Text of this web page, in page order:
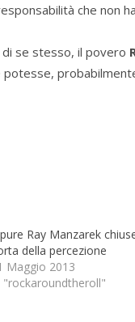
che non
di se stesso, il povero
potesse,
Ray Manzarek
della percezione
Maggio 2013
"rockaroundtheroll"